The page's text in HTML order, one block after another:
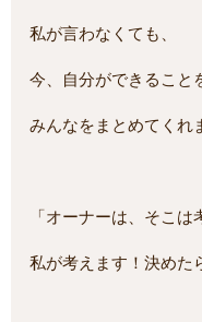
私が言わなくても、
今、自分ができること
みんなをまとめてくれ
「オーナーは、そこは
私が考えます！決めた